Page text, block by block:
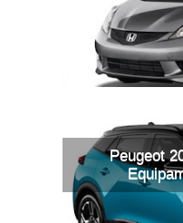
Peugeot